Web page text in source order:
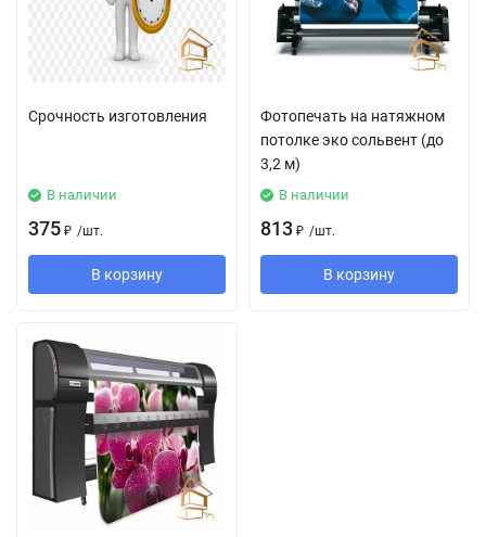
Срочность изготовления
В наличии
375 ₽ /шт.
В корзину
Фотопечать на натяжном
потолке эко сольвент (до
3,2 м)
В наличии
813 ₽ /шт.
В корзину